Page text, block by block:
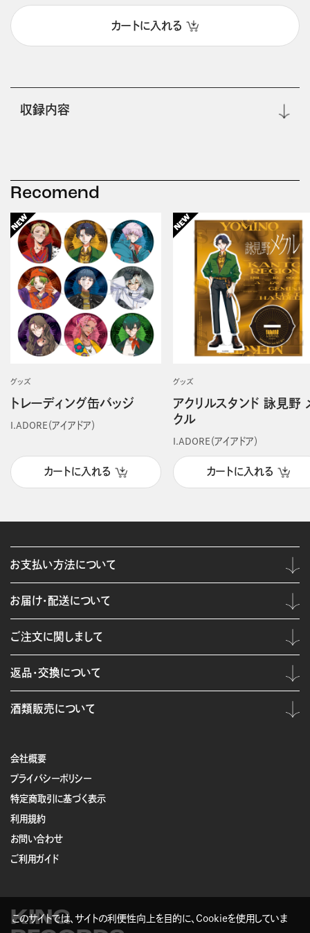
カートに入れる
収録内容
Recomend
グッズ
トレーディング缶バッジ
I.ADORE（アイアドア）
カートに入れる
グッズ
アクリルスタンド 詠見野
クル
I.ADORE（アイアドア）
カートに入れる
会社概要
プライバシーポリシー
特定商取引に基づく表示
利用規約
お問い合わせ
ご利用ガイド
KING
お支払い方法について
お届け・配送について
ご注文に関しまして
返品・交換について
酒類販売について
このサイトでは、サイトの利便性向上を目的に、Cookieを使用していま